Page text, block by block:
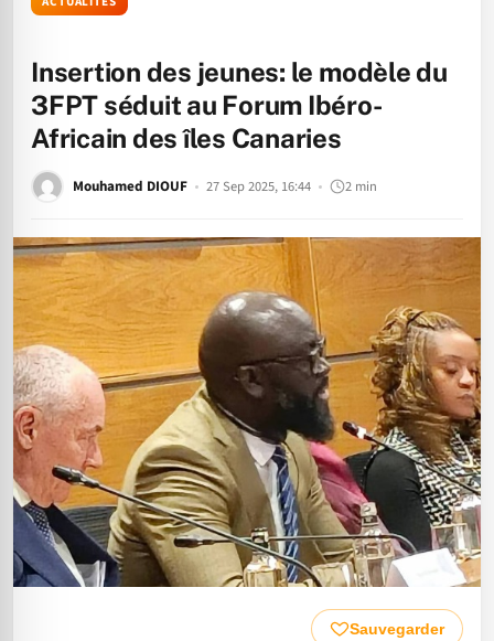
Insertion des jeunes: le modèle du
3FPT séduit au Forum Ibéro-
Africain des îles Canaries
Mouhamed DIOUF 27 Sep 2025, 16:44 2 min
Sauvegarder